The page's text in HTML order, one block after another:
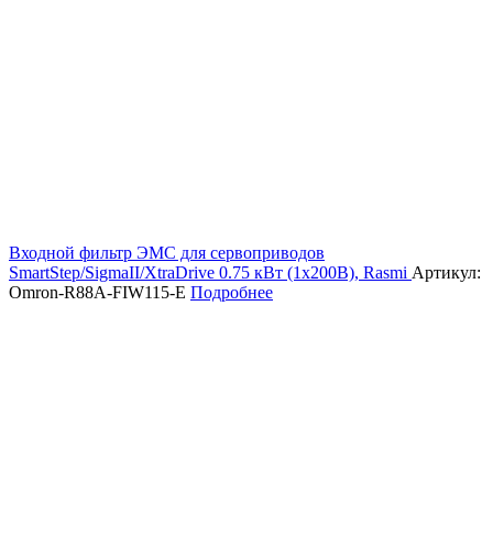
Входной фильтр ЭМС для сервоприводов
SmartStep/SigmaII/XtraDrive 0.75 кВт (1х200В), Rasmi Артикул:
Omron-R88A-FIW115-E Подробнее